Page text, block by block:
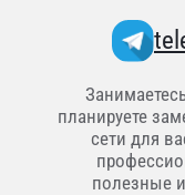
планируете
сети для
полезные